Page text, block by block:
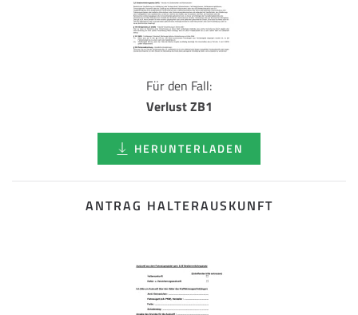
Für den Fall:
Verlust ZB1
HERUNTERLADEN
ANTRAG HALTERAUSKUNFT